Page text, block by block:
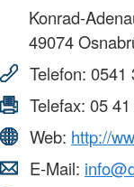
Konrad-
49074
Telefon: 0541
Telefax: 05
Web: http://
E-Mail: